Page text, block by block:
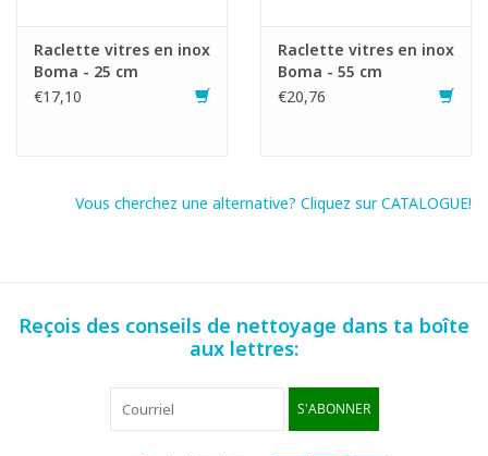
Raclette vitres en inox
Boma - 25 cm
€17,10
Raclette vitres en inox
Boma - 55 cm
€20,76
Vous cherchez une alternative? Cliquez sur CATALOGUE!
Reçois des conseils de nettoyage dans ta boîte
aux lettres:
S'ABONNER